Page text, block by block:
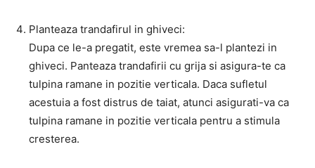
Planteaza trandafirul in ghiveci:
Dupa ce le-a pregatit, este vremea sa-l plantezi in
ghiveci. Panteaza trandafirii cu grija si asigura-te ca
tulpina ramane in pozitie verticala. Daca sufletul
acestuia a fost distrus de taiat, atunci asigurati-va ca
tulpina ramane in pozitie verticala pentru a stimula
cresterea.